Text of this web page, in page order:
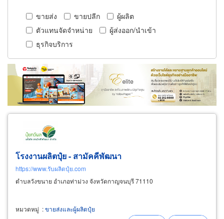
ขายส่ง ขายปลีก
ผู้ผลิต
ตัวแทนจัดจำหน่าย
ผู้ส่งออก/นำเข้า
ธุรกิจบริการ
โรงงานผลิตปุ๋ย - สามัคคีพัฒนา
https://www.รับผลิตปุ๋ย.com
ตำบลวังขนาย อำเภอท่าม่วง จังหวัดกาญจนบุรี 71110
หมวดหมู่ :ขายส่งและผู้ผลิตปุ๋ย